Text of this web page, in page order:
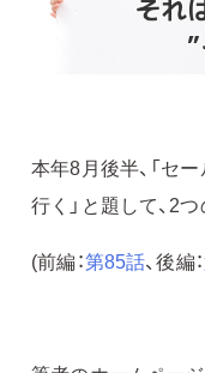
本年8月後半、「セ
行く」と題して、2
(前編：第85話、後編：